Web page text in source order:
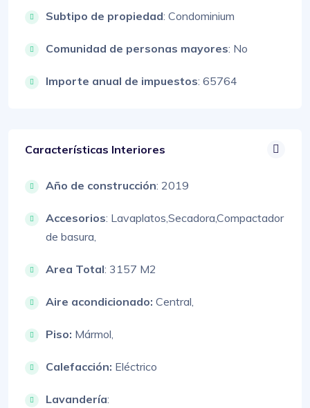
Subtipo de propiedad: Condominium
Comunidad de personas mayores: No
Importe anual de impuestos: 65764
Características Interiores
Año de construcción: 2019
Accesorios: Lavaplatos,Secadora,Compactador
de basura,
Area Total: 3157 M2
Aire acondicionado: Central,
Piso: Mármol,
Calefacción: Eléctrico
Lavandería: